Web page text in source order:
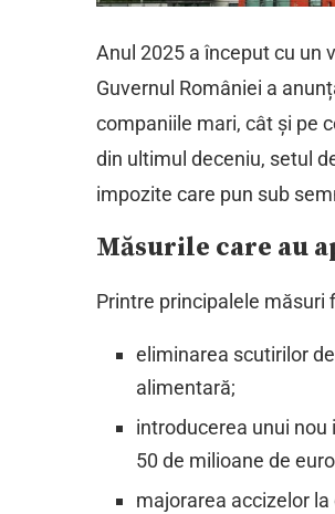
Anul 2025 a început cu un
Guvernul României a
companiile mari, cât și pe
din ultimul deceniu, setul
impozite care pun sub
Măsurile care au
Printre principalele măsuri
eliminarea scutirilor
alimentară;
introducerea unui nou
50 de milioane de
majorarea accizelor